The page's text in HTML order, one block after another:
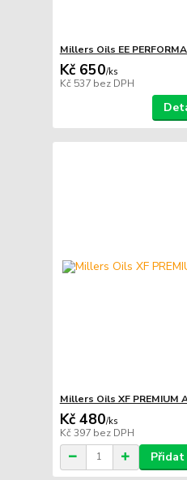
Millers Oils EE
Kč 650/ks
Kč 537 bez DPH
Millers Oils XF PREMIUM
Kč 480/ks
Kč 397 bez DPH